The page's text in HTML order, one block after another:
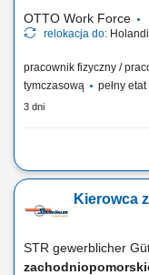
OTTO Work Force
relokacja do:
pracownik fizyczny /
tymczasową
pełny etat
3 dni
Otrzymujesz pełną
kwotę składa się
godzinę oraz dodatek
zależności od Twoich
Kierowca
STR gewerblicher